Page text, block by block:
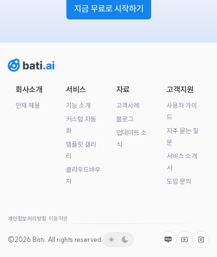
지금 무료로 시작하기
회사소개
인재 채용
서비스
기능 소개
커스텀 자동
화
템플릿 갤러
리
클라우드바우
처
자료
고객사례
블로그
업데이트 소
식
고객지원
사용자 가이
드
자주 묻는 질
문
서비스 소개
서
도입 문의
개인정보처리방침 이용약관
©2026 Bati. All rights reserved.
NaverYoutube